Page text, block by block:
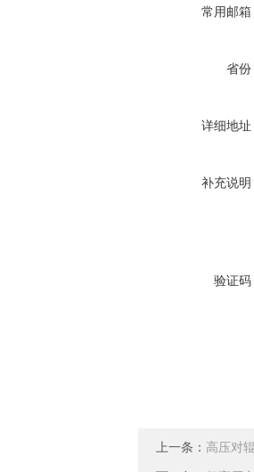
常用邮箱
省份
详细地址
补充说明
验证码
上一条： 高压对